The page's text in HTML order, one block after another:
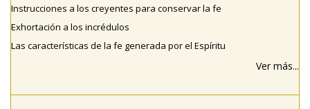
Instrucciones a los creyentes para conservar la fe
Exhortación a los incrédulos
Las características de la fe generada por el Espíritu
Ver más...